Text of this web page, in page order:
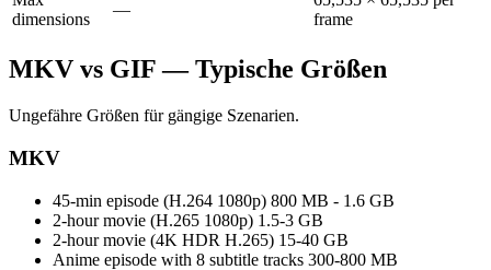
dimensions
—
frame
MKV vs GIF — Typische Größen
Ungefähre Größen für gängige Szenarien.
MKV
45-min episode (H.264 1080p) 800 MB - 1.6 GB
2-hour movie (H.265 1080p) 1.5-3 GB
2-hour movie (4K HDR H.265) 15-40 GB
Anime episode with 8 subtitle tracks 300-800 MB